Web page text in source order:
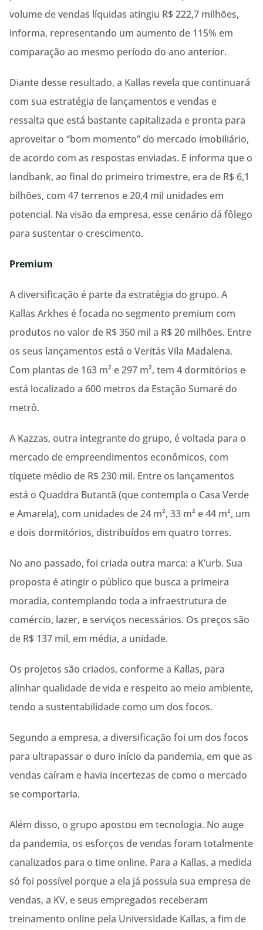
volume de vendas líquidas atingiu R$ 222,7 milhões,
informa, representando um aumento de 115% em
comparação ao mesmo período do ano anterior.
Diante desse resultado, a Kallas revela que continuará
com sua estratégia de lançamentos e vendas e
ressalta que está bastante capitalizada e pronta para
aproveitar o “bom momento” do mercado imobiliário,
de acordo com as respostas enviadas. E informa que o
landbank, ao final do primeiro trimestre, era de R$ 6,1
bilhões, com 47 terrenos e 20,4 mil unidades em
potencial. Na visão da empresa, esse cenário dá fôlego
para sustentar o crescimento.
Premium
A diversificação é parte da estratégia do grupo. A
Kallas Arkhes é focada no segmento premium com
produtos no valor de R$ 350 mil a R$ 20 milhões. Entre
os seus lançamentos está o Veritás Vila Madalena.
Com plantas de 163 m² e 297 m², tem 4 dormitórios e
está localizado a 600 metros da Estação Sumaré do
metrô.
A Kazzas, outra integrante do grupo, é voltada para o
mercado de empreendimentos econômicos, com
tíquete médio de R$ 230 mil. Entre os lançamentos
está o Quaddra Butantã (que contempla o Casa Verde
e Amarela), com unidades de 24 m², 33 m² e 44 m², um
e dois dormitórios, distribuídos em quatro torres.
No ano passado, foi criada outra marca: a K’urb. Sua
proposta é atingir o público que busca a primeira
moradia, contemplando toda a infraestrutura de
comércio, lazer, e serviços necessários. Os preços são
de R$ 137 mil, em média, a unidade.
Os projetos são criados, conforme a Kallas, para
alinhar qualidade de vida e respeito ao meio ambiente,
tendo a sustentabilidade como um dos focos.
Segundo a empresa, a diversificação foi um dos focos
para ultrapassar o duro início da pandemia, em que as
vendas caíram e havia incertezas de como o mercado
se comportaria.
Além disso, o grupo apostou em tecnologia. No auge
da pandemia, os esforços de vendas foram totalmente
canalizados para o time online. Para a Kallas, a medida
só foi possível porque a ela já possuía sua empresa de
vendas, a KV, e seus empregados receberam
treinamento online pela Universidade Kallas, a fim de